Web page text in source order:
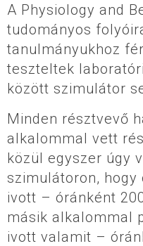
A Physiology and
tudományos
tanulmányukhoz
teszteltek
között szimulátor
Minden résztvevő
alkalommal vett
közül egyszer úgy
szimulátoron,
ivott – óránként
másik alkalommal
ivott valamit –